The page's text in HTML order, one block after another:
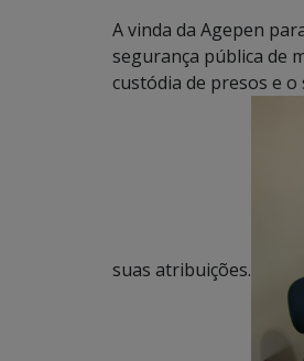
A vinda da Agepen
segurança pública de
custódia de presos e
suas atribuições.